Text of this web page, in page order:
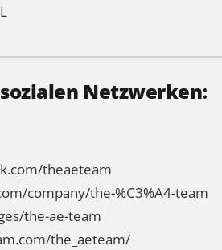
sozialen Netzwerken:
theaeteam
company/the-%C3%A4-team
the-ae-team
the_aeteam/